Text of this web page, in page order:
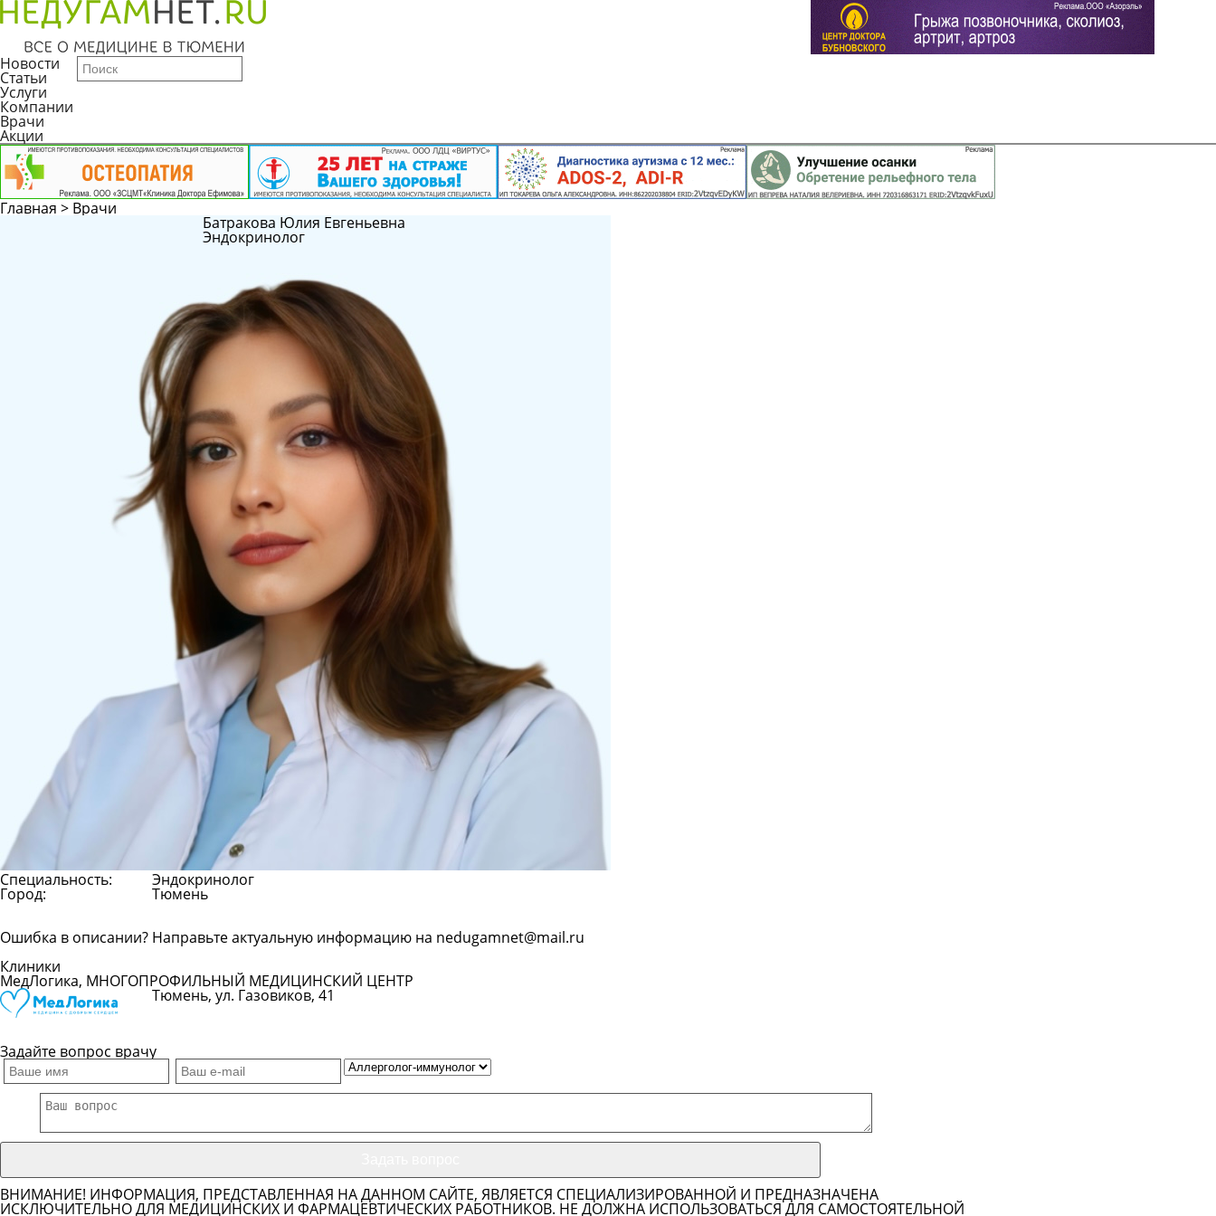
Новости
Статьи
Услуги
Компании
Врачи
Акции
Главная > Врачи
Батракова Юлия Евгеньевна
Эндокринолог
Специальность: Эндокринолог
Город: Тюмень
Ошибка в описании? Направьте актуальную информацию на nedugamnet@mail.ru
Клиники
МедЛогика, МНОГОПРОФИЛЬНЫЙ МЕДИЦИНСКИЙ ЦЕНТР
Тюмень, ул. Газовиков, 41
Задайте вопрос врачу
ВНИМАНИЕ! ИНФОРМАЦИЯ, ПРЕДСТАВЛЕННАЯ НА ДАННОМ САЙТЕ, ЯВЛЯЕТСЯ СПЕЦИАЛИЗИРОВАННОЙ И ПРЕДНАЗНАЧЕНА
ИСКЛЮЧИТЕЛЬНО ДЛЯ МЕДИЦИНСКИХ И ФАРМАЦЕВТИЧЕСКИХ РАБОТНИКОВ. НЕ ДОЛЖНА ИСПОЛЬЗОВАТЬСЯ ДЛЯ САМОСТОЯТЕЛЬНОЙ